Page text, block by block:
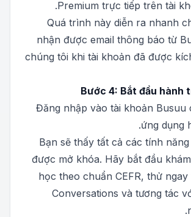
Premium trực tiếp trên tài
Quá trình này diễn ra nhanh
nhận được email thông báo từ
chúng tôi khi tài khoản đã được
Bước 4: Bắt đầu hành
Đăng nhập vào tài khoản Busuu
ứng dụng
Bạn sẽ thấy tất cả các tính
được mở khóa. Hãy bắt đầu
học theo chuẩn CEFR, thử
Conversations và tương tác